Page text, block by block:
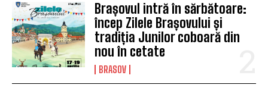
Brașovul intră în sărbătoare:
încep Zilele Brașovului și
tradiția Junilor coboară din
nou în cetate
BRASOV